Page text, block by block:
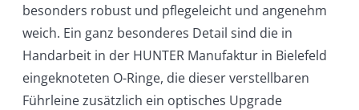
besonders robust und pflegeleicht und angenehm
weich. Ein ganz besonderes Detail sind die in
Handarbeit in der HUNTER Manufaktur in Bielefeld
eingeknoteten O-Ringe, die dieser verstellbaren
Führleine zusätzlich ein optisches Upgrade